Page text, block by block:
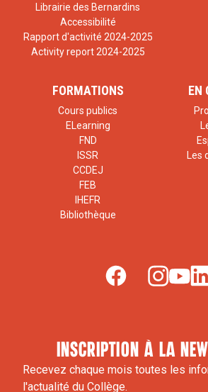
Librairie des Bernardins
Accessibilité
Rapport d'activité 2024-2025
Activity report 2024-2025
FORMATIONS
Cours publics
ELearning
FND
ISSR
CCDEJ
FEB
IHEFR
Bibliothèque
EN
Les
inscription à la
Recevez chaque mois toutes les
l'actualité du Collège.